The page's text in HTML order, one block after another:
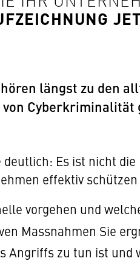
längst zu den
Cyberkriminalität
deutlich: Es ist nicht
effektiv
vorgehen und
Massnahmen Sie
Angriffs zu tun ist und